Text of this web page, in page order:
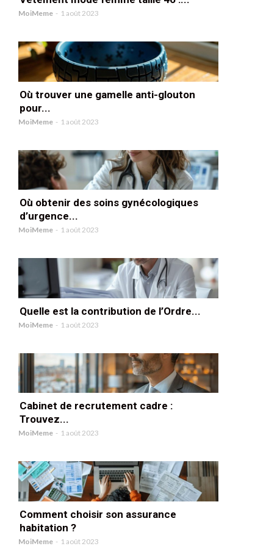
MoiMeme - 1 août 2023
Où trouver une gamelle anti-glouton
pour...
MoiMeme - 1 août 2023
Où obtenir des soins gynécologiques
d’urgence...
MoiMeme - 1 août 2023
Quelle est la contribution de l’Ordre...
MoiMeme - 1 août 2023
Cabinet de recrutement cadre :
Trouvez...
MoiMeme - 1 août 2023
Comment choisir son assurance
habitation ?
MoiMeme - 1 août 2023